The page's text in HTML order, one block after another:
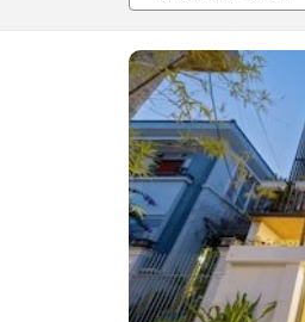
p
a
g
e
_
s
e
a
r
c
h